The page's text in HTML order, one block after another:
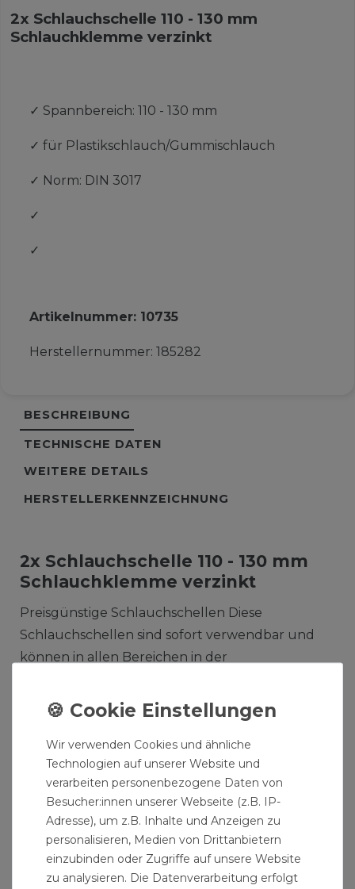
2x Schlauchschelle 110 - 130 mm
Schlauchklemme verzinkt
✓ Spannbereich: 110 - 130 mm
✓ für Plastikschlauch/Gummischlauch
✓ Norm: DIN 3017
✓
✓
Artikelnummer: 10735
Herstellernummer: 185282
BESCHREIBUNG
TECHNISCHE DATEN
WEITERE DETAILS
HERSTELLERKENNZEICHNUNG
2x Schlauchschelle 110 - 130 mm
Schlauchklemme verzinkt
Preisgünstige Schlauchschellen Diese
Schlauchschellen sind sofort verwendbar und
können in allen Bereichen in der
Schlauchschellen bieten für
Wasserversorgungsanlagen das beste für die
Hausinstallation und werden auch in der
Landwirtschaft und im Gartenbau zur
Erweiterung bestehender
Trinkwasserinstallationen verwendet. Unsere
Schlauchschellen und andere Formstücke
können für die Wasserinstallation in der
Bauindustrie zur Erweiterung eines
Wir verwenden Cookies und ähnliche
Technologien auf unserer Website und
verarbeiten personenbezogene Daten von
Besucher:innen unserer Webseite (z.B. IP-
Adresse), um z.B. Inhalte und Anzeigen zu
personalisieren, Medien von Drittanbietern
einzubinden oder Zugriffe auf unsere Website
zu analysieren. Die Datenverarbeitung erfolgt